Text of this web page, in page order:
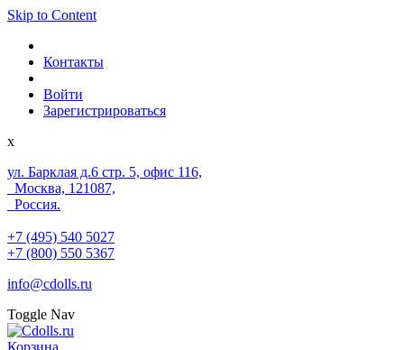
Skip to Content
Контакты
Войти
Зарегистрироваться
x
ул. Барклая д.6 стр. 5, офис 116,
Москва, 121087,
Россия.
+7 (495) 540 5027
+7 (800) 550 5367
info@cdolls.ru
Toggle Nav
Корзина